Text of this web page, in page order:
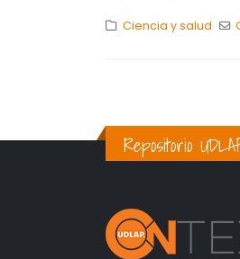
Ciencia y salud
Repositorio